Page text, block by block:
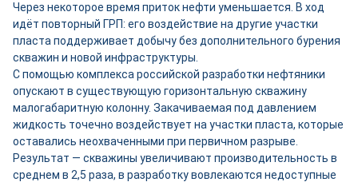
Через некоторое время приток нефти уменьшается. В ход
идёт повторный ГРП: его воздействие на другие участки
пласта поддерживает добычу без дополнительного бурения
скважин и новой инфраструктуры.
С помощью комплекса российской разработки нефтяники
опускают в существующую горизонтальную скважину
малогабаритную колонну. Закачиваемая под давлением
жидкость точечно воздействует на участки пласта, которые
оставались неохваченными при первичном разрыве.
Результат — скважины увеличивают производительность в
среднем в 2,5 раза, в разработку вовлекаются недоступные